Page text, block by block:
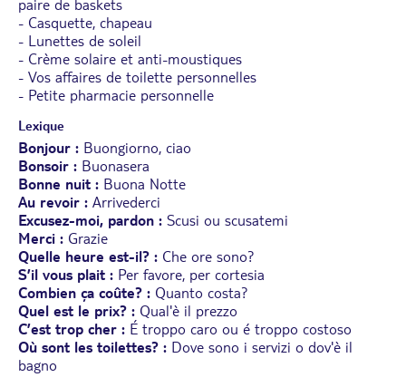
paire de baskets
- Casquette, chapeau
- Lunettes de soleil
- Crème solaire et anti-moustiques
- Vos affaires de toilette personnelles
- Petite pharmacie personnelle
Lexique
Bonjour : Buongiorno, ciao
Bonsoir : Buonasera
Bonne nuit : Buona Notte
Au revoir : Arrivederci
Excusez-moi, pardon : Scusi ou scusatemi
Merci : Grazie
Quelle heure est-il? : Che ore sono?
S’il vous plait : Per favore, per cortesia
Combien ça coûte? : Quanto costa?
Quel est le prix? : Qual'è il prezzo
C’est trop cher : É troppo caro ou é troppo costoso
Où sont les toilettes? : Dove sono i servizi o dov'è il
bagno